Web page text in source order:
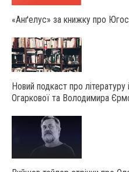
«Анґелус» за книжку про
Новий подкаст про
Огаркової та Володимира